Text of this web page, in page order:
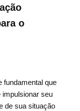
o
fundamental que
impulsionar seu
de sua situação